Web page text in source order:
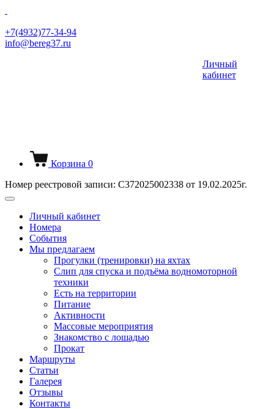
+7(4932)77-34-94
info@bereg37.ru
Личный
кабинет
Корзина 0
Номер реестровой записи: С372025002338 от 19.02.2025г.
Личный кабинет
Номера
События
Мы предлагаем
Прогулки (тренировки) на яхтах
Слип для спуска и подъёма водномоторной
техники
Есть на территории
Питание
Активности
Массовые мероприятия
Знакомство с лошадью
Прокат
Маршруты
Статьи
Галерея
Отзывы
Контакты